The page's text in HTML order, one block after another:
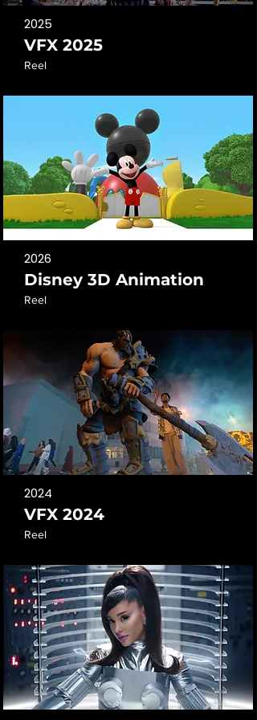
2025
VFX 2025
Reel
2026
Disney 3D Animation
Reel
2024
VFX 2024
Reel